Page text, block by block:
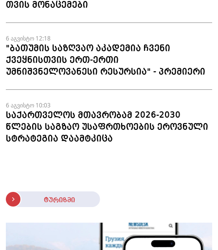
თვის მონაცემები
6 აგვისტო 12:18
"ბათუმის საზღვაო აკადემია ჩვენი
ქვეყნისთვის ერთ-ერთი
უმნიშვნელოვანესი რესურსია" - პრემიერი
6 აგვისტო 10:03
საქართველოს მთავრობამ 2026-2030
წლების საგზაო უსაფრთხოების ეროვნული
სტრატეგია დაამტკიცა
ტურიზმი